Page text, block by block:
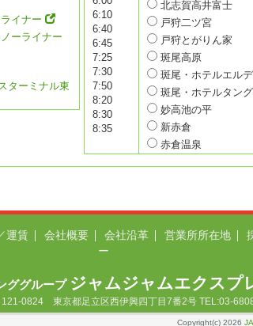
イナー
ーライナー
ターミナル東
6:10
6:40
6:45
7:25
7:30
7:50
8:20
8:30
8:35
北志賀高井富士
戸狩二ツ宮
戸狩とがりん家
斑尾高原
斑尾・ホテルエル
斑尾・ホテルタン
妙高池の平
新赤倉
赤倉温泉
運賃 会社概要 会社沿革 営業所所在地
ー
ググループ ジャムジャムエクスプ
0824 東京都足立区西伊興四丁目7番2号 TEL:03-
Copyright(c) 2026